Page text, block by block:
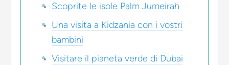
Scoprite le isole Palm Jumeirah
Una visita a Kidzania con i vostri
bambini
Visitare il pianeta verde di Dubai